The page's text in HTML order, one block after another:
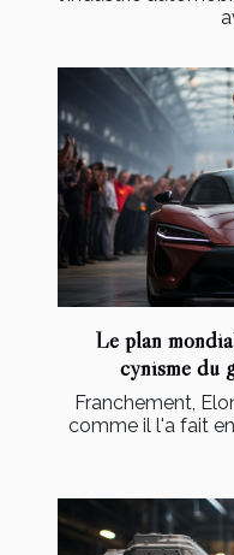
Le plan
cynisme du
Franchement,
comme il l'a fait